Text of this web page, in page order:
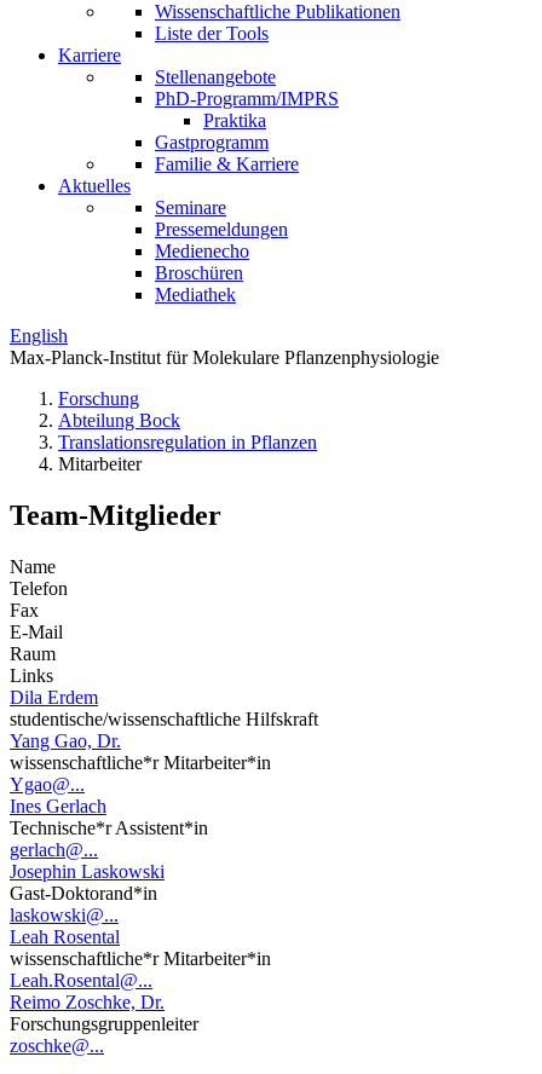
Wissenschaftliche Publikationen
Liste der Tools
Karriere
Stellenangebote
PhD-Programm/IMPRS
Praktika
Gastprogramm
Familie & Karriere
Aktuelles
Seminare
Pressemeldungen
Medienecho
Broschüren
Mediathek
English
Max-Planck-Institut für Molekulare Pflanzenphysiologie
Forschung
Abteilung Bock
Translations­regulation in Pflanzen
Mitarbeiter
Team-Mitglieder
Name
Telefon
Fax
E-Mail
Raum
Links
Dila Erdem
studentische/wissenschaftliche Hilfskraft
Yang Gao, Dr.
wissenschaftliche*r Mitarbeiter*in
Ygao@...
Ines Gerlach
Technische*r Assistent*in
gerlach@...
Josephin Laskowski
Gast-Doktorand*in
laskowski@...
Leah Rosental
wissenschaftliche*r Mitarbeiter*in
Leah.Rosental@...
Reimo Zoschke, Dr.
Forschungsgruppenleiter
zoschke@...